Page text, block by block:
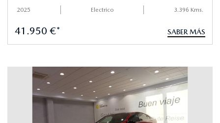
2025 Electrico 3.396 Kms.
41.950 €* SABER MÁS